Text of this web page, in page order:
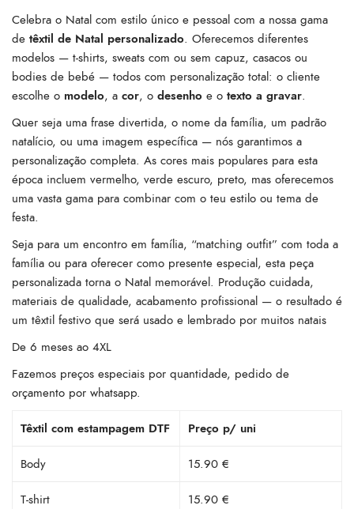
Celebra o Natal com estilo único e pessoal com a nossa gama
de têxtil de Natal personalizado. Oferecemos diferentes
modelos — t-shirts, sweats com ou sem capuz, casacos ou
bodies de bebé — todos com personalização total: o cliente
escolhe o modelo, a cor, o desenho e o texto a gravar.
Quer seja uma frase divertida, o nome da família, um padrão
natalício, ou uma imagem específica — nós garantimos a
personalização completa. As cores mais populares para esta
época incluem vermelho, verde escuro, preto, mas oferecemos
uma vasta gama para combinar com o teu estilo ou tema de
festa.
Seja para um encontro em família, “matching outfit” com toda a
família ou para oferecer como presente especial, esta peça
personalizada torna o Natal memorável. Produção cuidada,
materiais de qualidade, acabamento profissional — o resultado é
um têxtil festivo que será usado e lembrado por muitos natais
De 6 meses ao 4XL
Fazemos preços especiais por quantidade, pedido de
orçamento por whatsapp.
Têxtil com estampagem DTF Preço p/ uni
Body 15.90 €
T-shirt 15.90 €